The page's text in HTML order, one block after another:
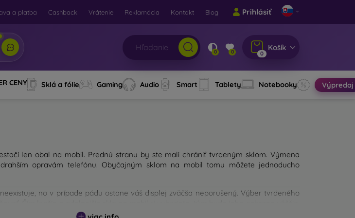
a platba Cashback Vrátenie Reklamácia Kontakt Blog Prihlásiť
0 0 0
Košík
CENY Sklá a fólie Gaming Audio Smart Tablety Notebooky Výpredaj
len obal na mobil. Prednú stranu by ste mali chrániť tvrdeným sklom. Výmena
opravám telefónu. Obyčajným sklom na mobil tomu môžete jednoducho
no v prípade pádu ostane váš displej zväčša neporušený. Výber tvrdeného
skiel na mobil. Na čo by ste sa mali pri výbere zamerať?